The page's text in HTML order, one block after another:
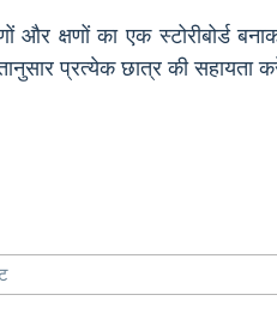
और क्षणों का एक स्टोरीबोर्ड
प्रत्येक छात्र की सहायता